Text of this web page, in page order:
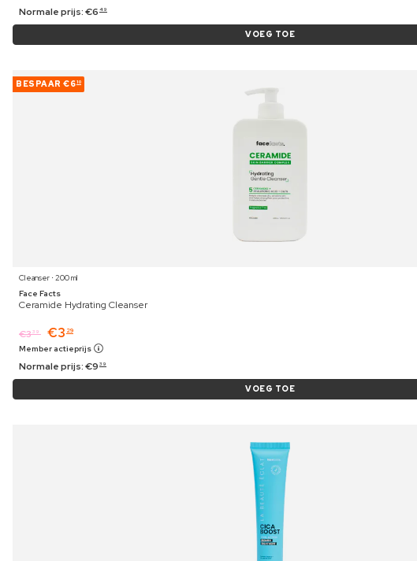
Normale prijs:€6 49
VOEG TOE
BESPAAR €610
Cleanser ⋅ 200 ml
Face Facts
Ceramide Hydrating Cleanser
€339 €3 29
Member actieprijs
Normale prijs:€9 39
VOEG TOE